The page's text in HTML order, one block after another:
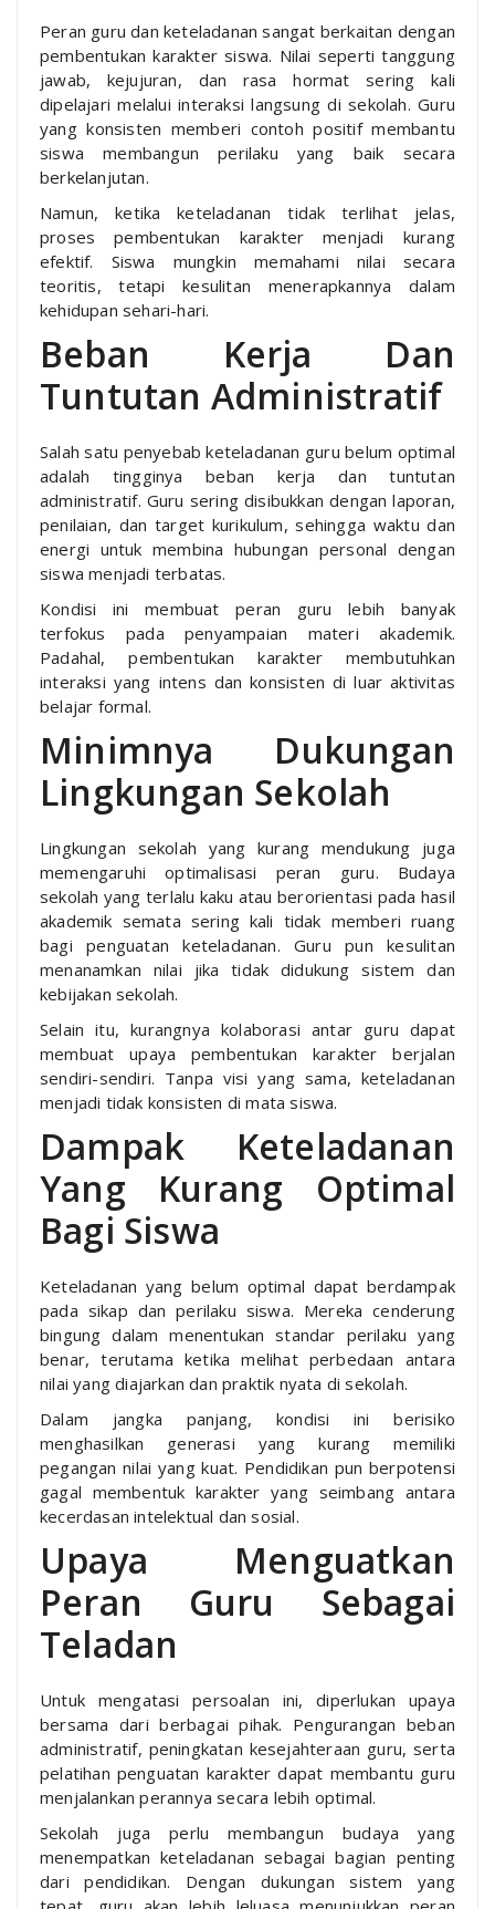
Peran guru dan keteladanan sangat berkaitan dengan
pembentukan karakter siswa. Nilai seperti tanggung
jawab, kejujuran, dan rasa hormat sering kali
dipelajari melalui interaksi langsung di sekolah. Guru
yang konsisten memberi contoh positif membantu
siswa membangun perilaku yang baik secara
berkelanjutan.
Namun, ketika keteladanan tidak terlihat jelas,
proses pembentukan karakter menjadi kurang
efektif. Siswa mungkin memahami nilai secara
teoritis, tetapi kesulitan menerapkannya dalam
kehidupan sehari-hari.
Beban Kerja Dan
Tuntutan Administratif
Salah satu penyebab keteladanan guru belum optimal
adalah tingginya beban kerja dan tuntutan
administratif. Guru sering disibukkan dengan laporan,
penilaian, dan target kurikulum, sehingga waktu dan
energi untuk membina hubungan personal dengan
siswa menjadi terbatas.
Kondisi ini membuat peran guru lebih banyak
terfokus pada penyampaian materi akademik.
Padahal, pembentukan karakter membutuhkan
interaksi yang intens dan konsisten di luar aktivitas
belajar formal.
Minimnya Dukungan
Lingkungan Sekolah
Lingkungan sekolah yang kurang mendukung juga
memengaruhi optimalisasi peran guru. Budaya
sekolah yang terlalu kaku atau berorientasi pada hasil
akademik semata sering kali tidak memberi ruang
bagi penguatan keteladanan. Guru pun kesulitan
menanamkan nilai jika tidak didukung sistem dan
kebijakan sekolah.
Selain itu, kurangnya kolaborasi antar guru dapat
membuat upaya pembentukan karakter berjalan
sendiri-sendiri. Tanpa visi yang sama, keteladanan
menjadi tidak konsisten di mata siswa.
Dampak Keteladanan
Yang Kurang Optimal
Bagi Siswa
Keteladanan yang belum optimal dapat berdampak
pada sikap dan perilaku siswa. Mereka cenderung
bingung dalam menentukan standar perilaku yang
benar, terutama ketika melihat perbedaan antara
nilai yang diajarkan dan praktik nyata di sekolah.
Dalam jangka panjang, kondisi ini berisiko
menghasilkan generasi yang kurang memiliki
pegangan nilai yang kuat. Pendidikan pun berpotensi
gagal membentuk karakter yang seimbang antara
kecerdasan intelektual dan sosial.
Upaya Menguatkan
Peran Guru Sebagai
Teladan
Untuk mengatasi persoalan ini, diperlukan upaya
bersama dari berbagai pihak. Pengurangan beban
administratif, peningkatan kesejahteraan guru, serta
pelatihan penguatan karakter dapat membantu guru
menjalankan perannya secara lebih optimal.
Sekolah juga perlu membangun budaya yang
menempatkan keteladanan sebagai bagian penting
dari pendidikan. Dengan dukungan sistem yang